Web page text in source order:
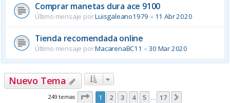
Comprar manetas dura ace 9100
Último mensaje porLuisgaleano1979 « 11 Abr 2020
Tienda recomendada online
Último mensaje porMacarenaBC11 « 30 Mar 2020
Nuevo Tema
249 temas Página de 17
1 2 3 4 5 17